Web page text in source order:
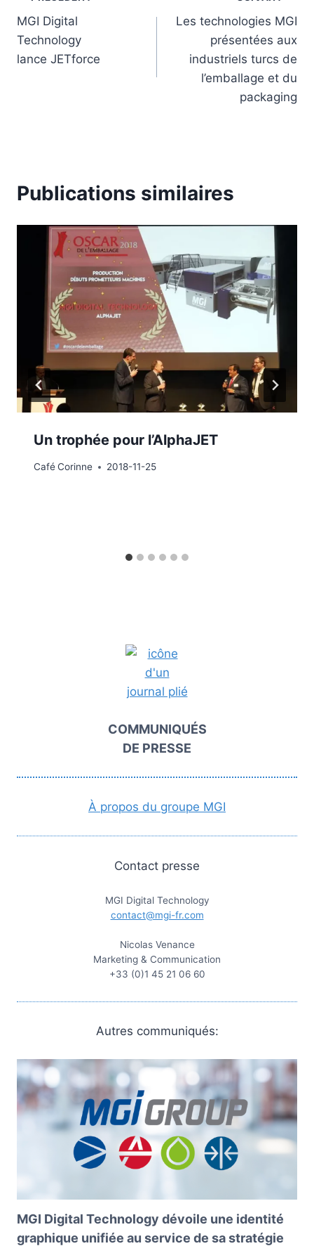
sommes-
nous
MGI Digital
Technology
lance JETforce
Les technologies MGI
présentées aux
industriels turcs de
l’emballage et du
packaging
Publications similaires
Un trophée pour l’AlphaJET
CaféCorinne 2018-11-25
COMMUNIQUÉS
DE PRESSE
À propos du groupe MGI
Contact presse
MGI Digital Technology
contact@mgi-fr.com
Nicolas Venance
Marketing & Communication
+33 (0)1 45 21 06 60
Autres communiqués:
MGI Digital Technology dévoile une identité
graphique unifiée au service de sa stratégie